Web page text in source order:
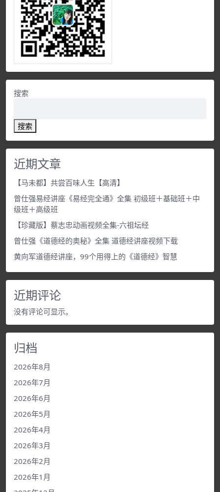
搜索
搜索
近期文章
【马未都】共尝百味人生【高清】
曾仕强易经讲座《易经完全通》全集 初级班＋基础班＋中
级班＋高级班
【珍藏版】蔡志忠动画视频全集-六祖坛经
曾仕强《道德经的奥秘》全集 道德经讲座视频下载
黄向军道德经讲座，99个用得上的《道德经》智慧
近期评论
没有评论可显示。
归档
2026年8月
2026年7月
2026年6月
2026年5月
2026年4月
2026年3月
2026年2月
2026年1月